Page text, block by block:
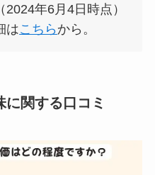
年6月4日時点）
はこちら から。
に関する口コミ